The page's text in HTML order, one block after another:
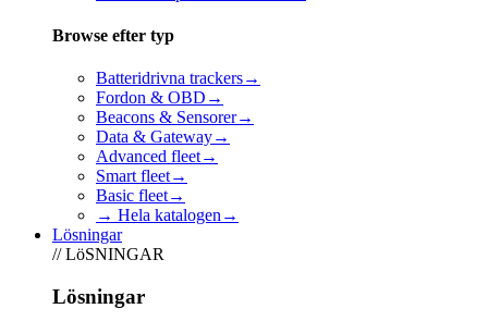
Browse efter typ
Batteridrivna trackers→
Fordon & OBD →
Beacons & Sensorer→
Data & Gateway→
Advanced fleet→
Smart fleet→
Basic fleet→
→ Hela katalogen →
Lösningar
// LöSNINGAR
Lösningar